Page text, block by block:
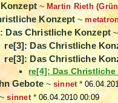
~ Martin Rieth
Konzept ~
Das Christliche Konzept
re[3]: Das Christliche
re[3]: Das Christliche
re[4]: Das Christliche
Gebote~ sinnet*
~sinnet* 06.04.2010 00:09